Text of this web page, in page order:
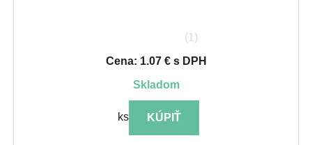
(1)
Cena: 1.07 € s DPH
skladom
ks KÚPIŤ